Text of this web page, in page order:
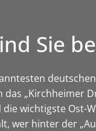
Sie
„Kirchheimer
wichtigste
wer hinter der